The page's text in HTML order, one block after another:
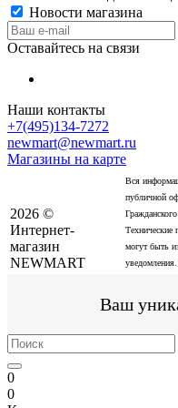
Новости магазина
Оставайтесь на связи
Наши контакты
+7(495)134-7272
newmart@newmart.ru
Магазины на карте
Вся
публичной
Технические
могут быть
2026 ©
Интернет-
магазин
NEWMART
Ваш
0
0